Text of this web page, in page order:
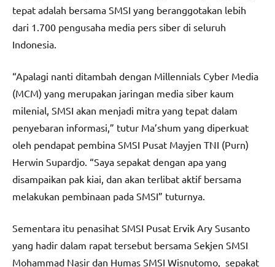
tepat adalah bersama SMSI yang beranggotakan lebih
dari 1.700 pengusaha media pers siber di seluruh
Indonesia.
“Apalagi nanti ditambah dengan Millennials Cyber Media
(MCM) yang merupakan jaringan media siber kaum
milenial, SMSI akan menjadi mitra yang tepat dalam
penyebaran informasi,” tutur Ma’shum yang diperkuat
oleh pendapat pembina SMSI Pusat Mayjen TNI (Purn)
Herwin Supardjo. “Saya sepakat dengan apa yang
disampaikan pak kiai, dan akan terlibat aktif bersama
melakukan pembinaan pada SMSI” tuturnya.
Sementara itu penasihat SMSI Pusat Ervik Ary Susanto
yang hadir dalam rapat tersebut bersama Sekjen SMSI
Mohammad Nasir dan Humas SMSI Wisnutomo, sepakat